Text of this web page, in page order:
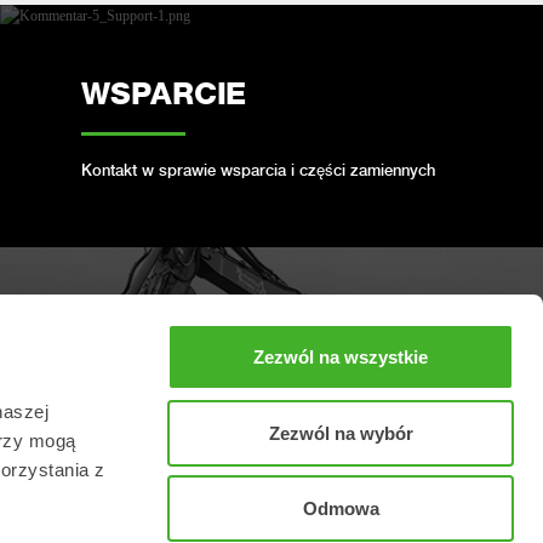
mogą
z
Zezwól na wszystkie
Zezwól na wybór
Odmowa
WSPARCIE
Kontakt w sprawie wsparcia i części zamiennych
ZAREZERWUJ PEŁNY
SERWIS